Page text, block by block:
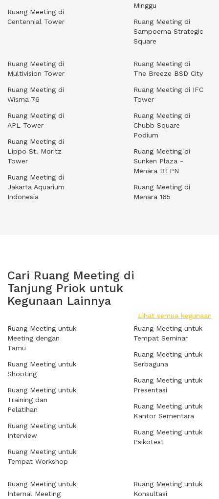
Ruang Meeting di
Centennial Tower
Minggu
Ruang Meeting di
Sampoerna Strategic
Square
Ruang Meeting di
Multivision Tower
Ruang Meeting di
Wisma 76
Ruang Meeting di
APL Tower
Ruang Meeting di
Lippo St. Moritz
Tower
Ruang Meeting di
Jakarta Aquarium
Indonesia
Ruang Meeting di
The Breeze BSD City
Ruang Meeting di IFC
Tower
Ruang Meeting di
Chubb Square
Podium
Ruang Meeting di
Sunken Plaza -
Menara BTPN
Ruang Meeting di
Menara 165
Cari Ruang Meeting di
Tanjung Priok untuk
Kegunaan Lainnya
Lihat semua kegunaan
Ruang Meeting untuk
Meeting dengan
Tamu
Ruang Meeting untuk
Shooting
Ruang Meeting untuk
Training dan
Pelatihan
Ruang Meeting untuk
Interview
Ruang Meeting untuk
Tempat Workshop
Ruang Meeting untuk
Tempat Seminar
Ruang Meeting untuk
Serbaguna
Ruang Meeting untuk
Presentasi
Ruang Meeting untuk
Kantor Sementara
Ruang Meeting untuk
Psikotest
Ruang Meeting untuk
Internal Meeting
Ruang Meeting untuk
Konsultasi